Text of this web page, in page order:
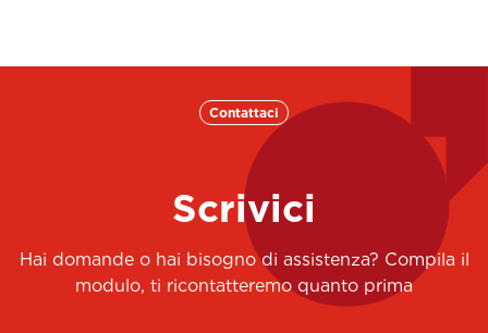
Contattaci
Scrivici
Hai domande o hai bisogno di assistenza? Compila il
modulo, ti ricontatteremo quanto prima